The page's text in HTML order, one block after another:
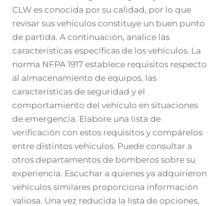
CLW es conocida por su calidad, por lo que
revisar sus vehículos constituye un buen punto
de partida. A continuación, analice las
características específicas de los vehículos. La
norma NFPA 1917 establece requisitos respecto
al almacenamiento de equipos, las
características de seguridad y el
comportamiento del vehículo en situaciones
de emergencia. Elabore una lista de
verificación con estos requisitos y compárelos
entre distintos vehículos. Puede consultar a
otros departamentos de bomberos sobre su
experiencia. Escuchar a quienes ya adquirieron
vehículos similares proporciona información
valiosa. Una vez reducida la lista de opciones,